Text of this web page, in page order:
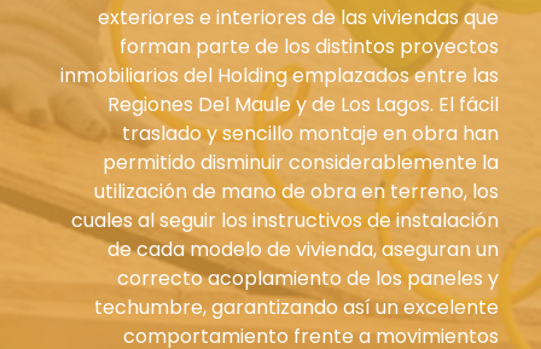
exteriores e interiores de las viviendas que
forman parte de los distintos proyectos
inmobiliarios del Holding emplazados entre las
Regiones Del Maule y de Los Lagos. El fácil
traslado y sencillo montaje en obra han
permitido disminuir considerablemente la
utilización de mano de obra en terreno, los
cuales al seguir los instructivos de instalación
de cada modelo de vivienda, aseguran un
correcto acoplamiento de los paneles y
techumbre, garantizando así un excelente
comportamiento frente a movimientos